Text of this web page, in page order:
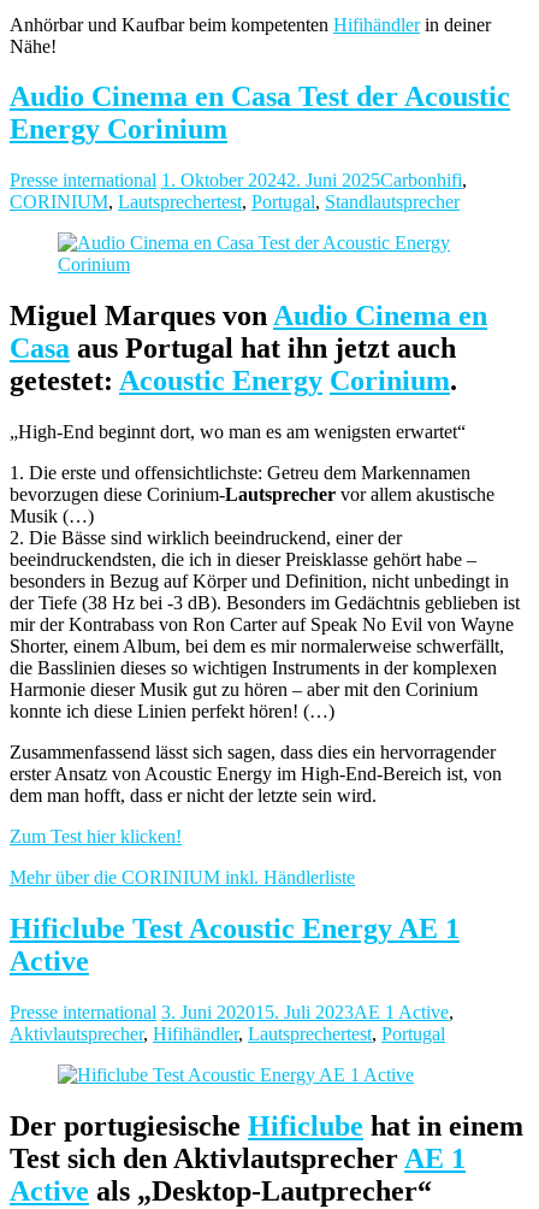
Anhörbar und Kaufbar beim kompetenten Hifihändlerin deiner
Nähe!
Audio Cinema en Casa Test der Acoustic
Energy Corinium
Presse international 1. Oktober 20242. Juni 2025Carbonhifi,
CORINIUM, Lautsprechertest, Portugal, Standlautsprecher
Miguel Marques vonAudio Cinema en
Casa aus Portugal hat ihn jetzt auch
getestet: Acoustic Energy Corinium.
„High-End beginnt dort, wo man es am wenigsten erwartet“
1. Die erste und offensichtlichste: Getreu dem Markennamen
bevorzugen diese Corinium-Lautsprecher vor allem akustische
Musik (…)
2. Die Bässe sind wirklich beeindruckend, einer der
beeindruckendsten, die ich in dieser Preisklasse gehört habe –
besonders in Bezug auf Körper und Definition, nicht unbedingt in
der Tiefe (38 Hz bei -3 dB). Besonders im Gedächtnis geblieben ist
mir der Kontrabass von Ron Carter auf Speak No Evil von Wayne
Shorter, einem Album, bei dem es mir normalerweise schwerfällt,
die Basslinien dieses so wichtigen Instruments in der komplexen
Harmonie dieser Musik gut zu hören – aber mit den Corinium
konnte ich diese Linien perfekt hören! (…)
Zusammenfassend lässt sich sagen, dass dies ein hervorragender
erster Ansatz von Acoustic Energy im High-End-Bereich ist, von
dem man hofft, dass er nicht der letzte sein wird.
Zum Test hier klicken!
Mehr über die CORINIUM inkl. Händlerliste
Hificlube Test Acoustic Energy AE 1
Active
Presse international 3. Juni 202015. Juli 2023AE 1 Active,
Aktivlautsprecher, Hifihändler, Lautsprechertest, Portugal
Der portugiesische Hificlube hat in einem
Test sich den Aktivlautsprecher AE 1
Active als „Desktop-Lautprecher“